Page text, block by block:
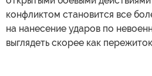
конфликтом становится все
на нанесение ударов по
выглядеть скорее как